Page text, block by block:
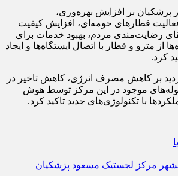
بر افزایش بهره‌وری،
قطارهای حومه‌ای، افزایش کیفیت
رضایت‌مندی مردم، بهبود خدمات برای
از مترو و قطار با اتصال ایستگاه‌ها و ایجاد
کرد.
بر کاهش مصرف انرژی، کاهش تاخیر در
سوله‌های موجود در این مرکز توسط هوش
با تکنولوژی‌های جدید تاکید کرد.
مرکز لجستیک مسعود پزشکیان